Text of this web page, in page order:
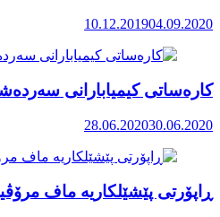
10.12.201904.09.2020
کارەساتی کیمیابارانی
28.06.202030.06.2020
ڕاپۆرتی پێشێلکاریە ماف مرۆڤیەکانی مانگی